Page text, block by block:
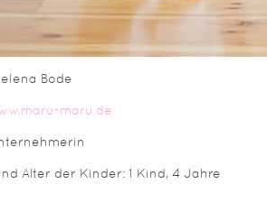
Bode
maru.de
Alter der Kinder: 1 Kind, 4 Jahre